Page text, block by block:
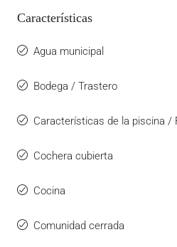
Características
Agua municipal
Bodega / Trastero
Características de la piscina /
Cochera cubierta
Cocina
Comunidad cerrada